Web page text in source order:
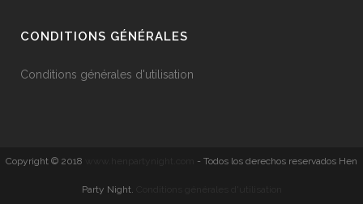
CONDITIONS GÉNÉRALES
Conditions générales d'utilisation
Copyright © 2018 - Todos los derechos reservados Hen
Party Night.